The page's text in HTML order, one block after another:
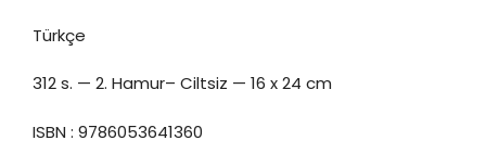
Türkçe
312 s. — 2. Hamur– Ciltsiz — 16 x 24 cm
ISBN : 9786053641360